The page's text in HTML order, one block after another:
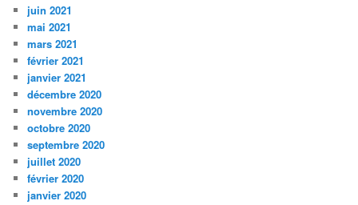
juin 2021
mai 2021
mars 2021
février 2021
janvier 2021
décembre 2020
novembre 2020
octobre 2020
septembre 2020
juillet 2020
février 2020
janvier 2020